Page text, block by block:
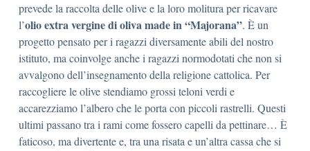
prevede la raccolta delle olive e la loro molitura per ricavare
l’olio extra vergine di oliva made in “Majorana”. È un
progetto pensato per i ragazzi diversamente abili del nostro
istituto, ma coinvolge anche i ragazzi normodotati che non si
avvalgono dell’insegnamento della religione cattolica. Per
raccogliere le olive stendiamo grossi teloni verdi e
accarezziamo l’albero che le porta con piccoli rastrelli. Questi
ultimi passano tra i rami come fossero capelli da pettinare… È
faticoso, ma divertente e, tra una risata e un’altra cassa che si